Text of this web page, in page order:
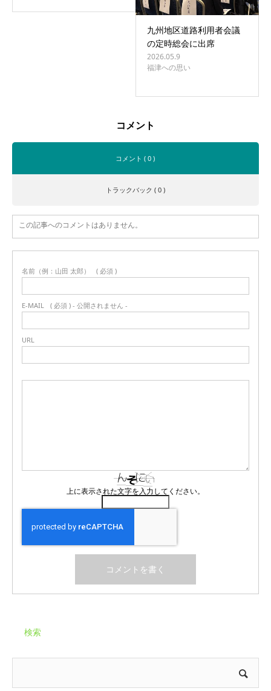
九州地区道路利用者会議
の定時総会に出席
2026.05.9
福津への思い
コメント
コメント ( 0 )
トラックバック ( 0 )
この記事へのコメントはありません。
名前（例：山田 太郎） ( 必須 )
E-MAIL ( 必須 ) - 公開されません -
URL
上に表示された文字を入力してください。
検索